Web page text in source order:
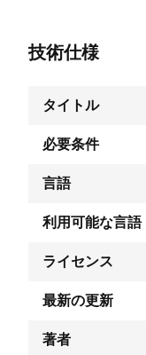
技術仕様
タイトル
必要条件
言語
利用可能な言語
ライセンス
最新の更新
著者